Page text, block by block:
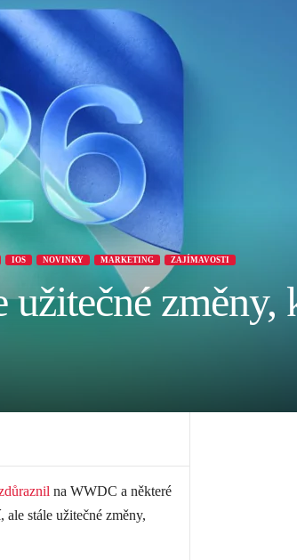
IOS NOVINKY MARKETING ZAJÍMAVOSTI
změny,
na WWDC a některé
stále užitečné změny,